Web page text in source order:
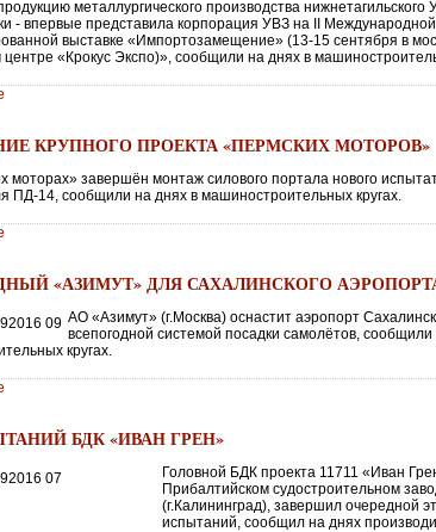
металлургического производства нижнетагильского
- впервые представила корпорация УВЗ на II Международной
выставке «Импортозамещение» (13-15 сентября в
центре «Крокус Экспо)», сообщили на днях в
КРУПНОГО ПРОЕКТА «ПЕРМСКИХ МОТОРОВ»
моторах» завершён монтаж силового портала нового
ПД-14, сообщили на днях в машиностроительных кругах.
«АЗИМУТ» ДЛЯ САХАЛИНСКОГО
АО «Азимут» (г.Москва) оснастит аэропорт
всепогодной системой посадки самолётов, сообщили
кругах.
БДК «ИВАН ГРЕН»
Головной БДК проекта 11711 «Иван
Прибалтийском судостроительном
(г.Калининград), завершил очередной
испытаний, сообщил на днях